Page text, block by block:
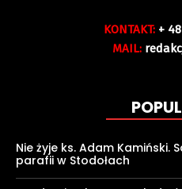
KONTAKT: +
MAIL:
Nie żyje ks. Adam
parafii w Stodołach